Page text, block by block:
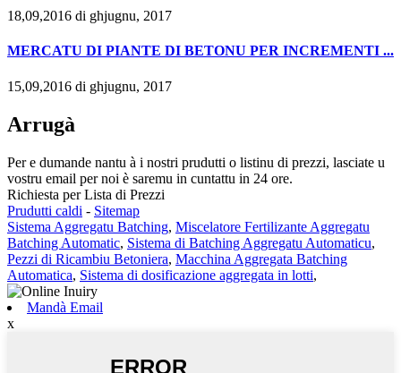
18,09,2016 di ghjugnu, 2017
MERCATU DI PIANTE DI BETONU PER INCREMENTI ...
15,09,2016 di ghjugnu, 2017
Arrugà
Per e dumande nantu à i nostri prudutti o listinu di prezzi, lasciate u
vostru email per noi è saremu in cuntattu in 24 ore.
Richiesta per Lista di Prezzi
Prudutti caldi - Sitemap
Sistema Aggregatu Batching, Miscelatore Fertilizante Aggregatu
Batching Automatic, Sistema di Batching Aggregatu Automaticu,
Pezzi di Ricambiu Betoniera, Macchina Aggregata Batching
Automatica, Sistema di dosificazione aggregata in lotti,
Mandà Email
x